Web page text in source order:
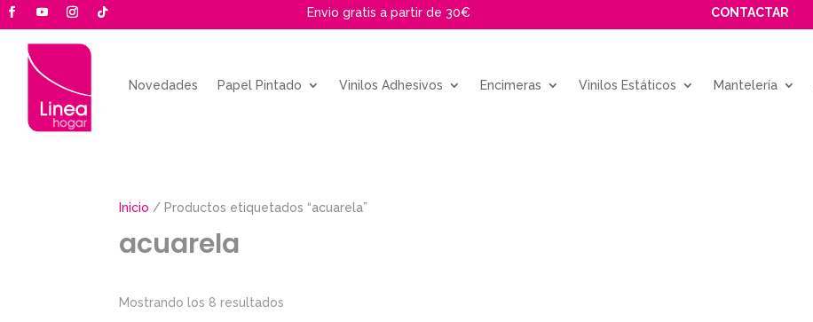
Envio gratis a partir de 30€ CONTACTAR
Novedades Papel Pintado Vinilos Adhesivos Encimeras Vinilos Estáticos Mantelería
Inicio / Productos etiquetados “acuarela”
acuarela
Mostrando los 8 resultados